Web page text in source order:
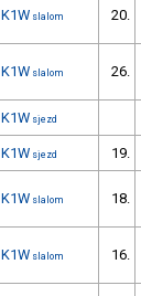
K1W slalom 20.
K1W slalom 26.
K1W sjezd
K1W sjezd 19.
K1W slalom 18.
K1W slalom 16.